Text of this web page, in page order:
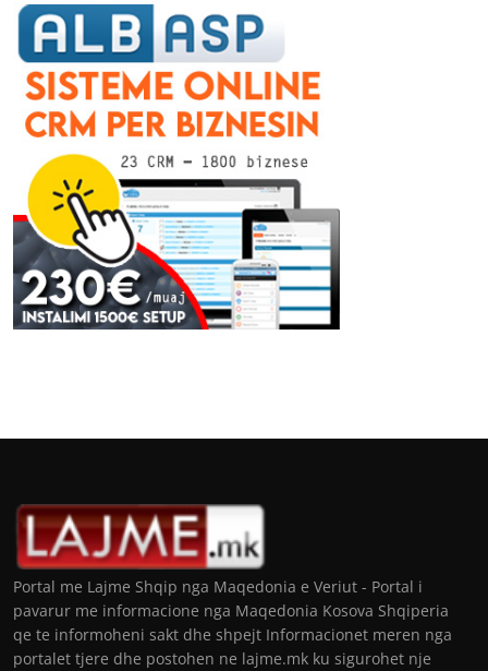
Portal me Lajme Shqip nga Maqedonia e Veriut - Portal i
pavarur me informacione nga Maqedonia Kosova Shqiperia
qe te informoheni sakt dhe shpejt Informacionet meren nga
portalet tjere dhe postohen ne lajme.mk ku sigurohet nje